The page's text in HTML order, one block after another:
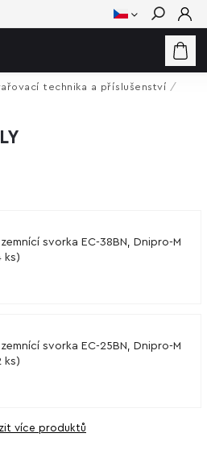
Hledat
technika a příslušenství /
svorka EC-38BN, Dnipro-M
ks)
svorka EC-25BN, Dnipro-M
ks)
více produktů